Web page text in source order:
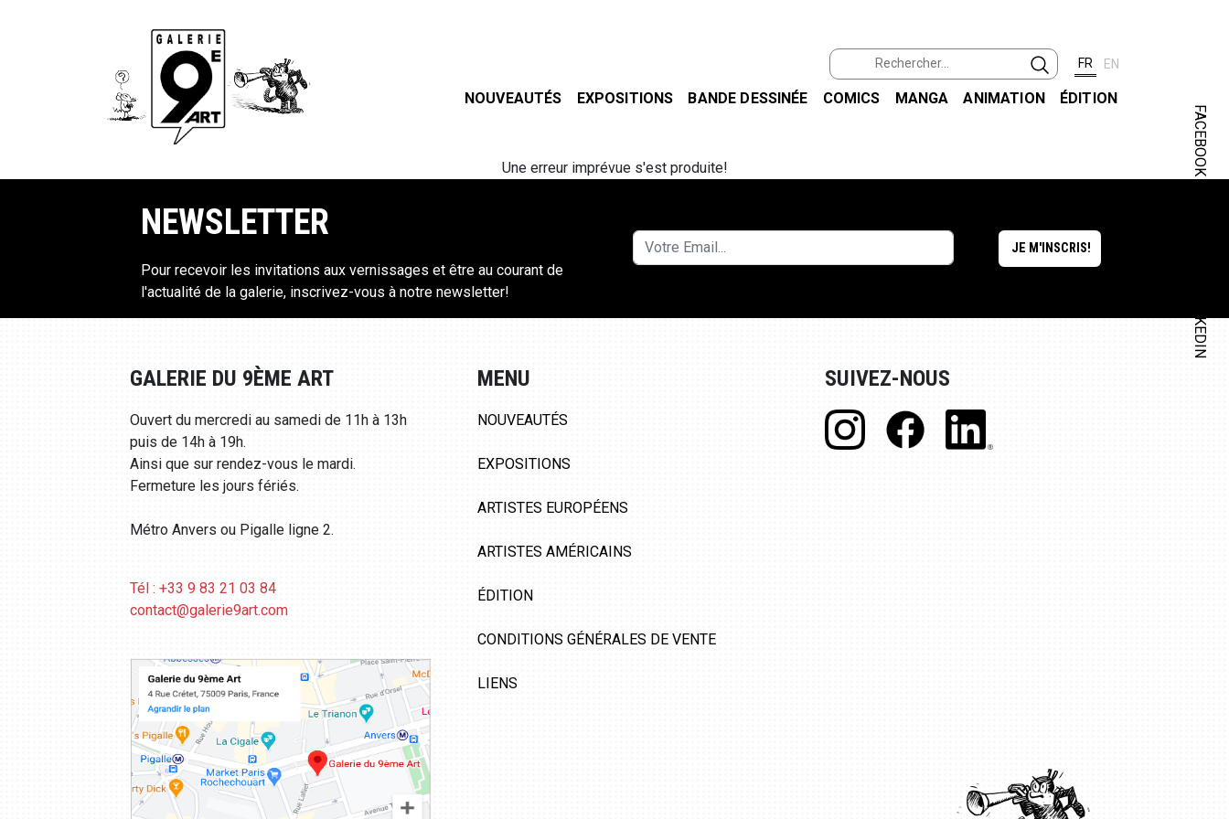
FR EN
NOUVEAUTÉS EXPOSITIONS BANDE DESSINÉE COMICS MANGA ANIMATION ÉDITION
FACEBOOK
LINKEDIN
Une erreur imprévue s'est produite!
NEWSLETTER
Pour recevoir les invitations aux vernissages et être au courant de
l'actualité de la galerie, inscrivez-vous à notre newsletter!
GALERIE DU 9ÈME ART
Ouvert du mercredi au samedi de 11h à 13h
puis de 14h à 19h.
Ainsi que sur rendez-vous le mardi.
Fermeture les jours fériés.
Métro Anvers ou Pigalle ligne 2.
Tél : +33 9 83 21 03 84
contact@galerie9art.com
MENU
NOUVEAUTÉS
EXPOSITIONS
ARTISTES EUROPÉENS
ARTISTES AMÉRICAINS
ÉDITION
CONDITIONS GÉNÉRALES DE VENTE
LIENS
SUIVEZ-NOUS